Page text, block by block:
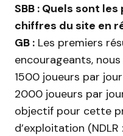
SBB : Quels sont
chiffres du site en
GB : Les premiers
encourageants,
1500 joueurs par
2000 joueurs par
objectif pour cette
d’exploitation (NDLR :